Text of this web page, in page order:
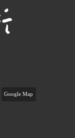
Google Map